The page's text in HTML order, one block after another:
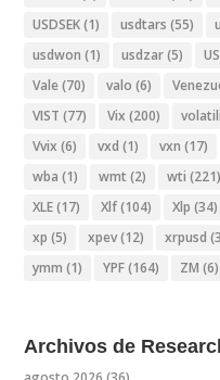
USDSEK(1) usdtars (55)
usdwon (1) usdzar(5)
Vale (70) valo (6)
VIST (77) Vix (200)
Vvix (6) vxd (1) vxn (17)
wba (1) wmt (2) wti (221)
XLE(17) Xlf(104) Xlp (34)
xp (5) xpev(12) xrpusd
ymm (1) YPF(164) ZM (6)
Archivos de